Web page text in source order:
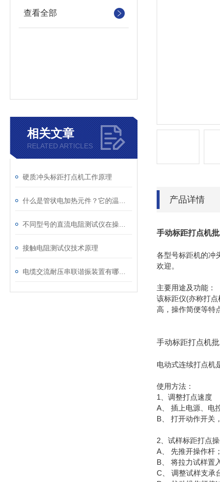
查看全部
相关文章
RELATED ARTICLES
硬质冲头标距打点机工作原理
接触电阻测试仪技术原理
产品详情
手动标距打点机
各型号标距机的冲
欢迎。
主要用途及功能：
该标距仪(亦称打
高，操作简便等特
手动标距打点机
电动式连续打点机
使用方法：
1、调整打点速度
A、 插上电源、电
B、 打开动作开关
2、试样标距打点
A、 先推开操作杆
B、 将拉力试样置
C、 调整试样支承